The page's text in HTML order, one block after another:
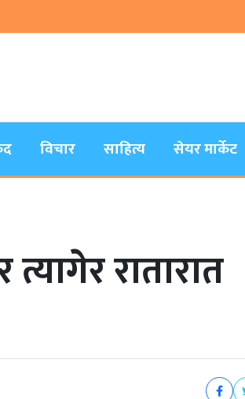
विचार साहित्य सेयर मार्केट
रातारात